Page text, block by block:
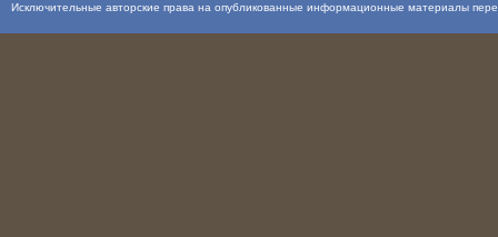
Исключительные авторские права на опубликованные информационные материалы